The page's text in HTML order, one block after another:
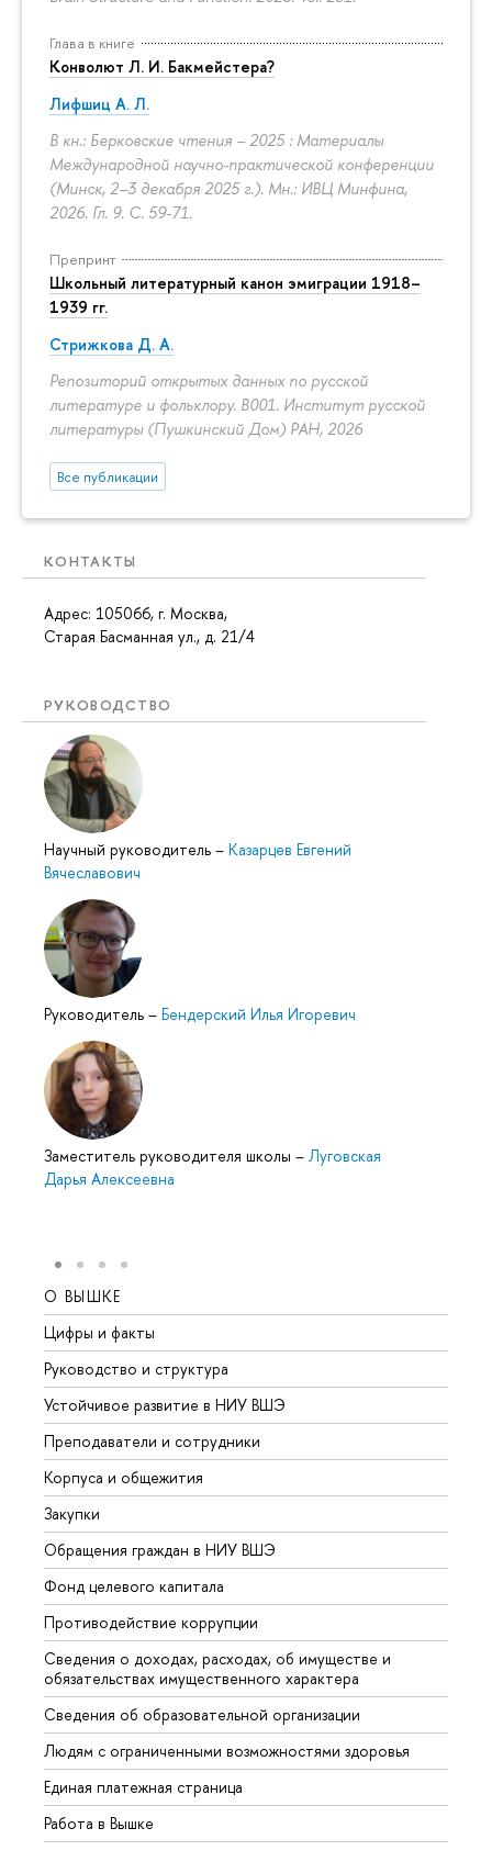
Глава в книге
Конволют Л. И. Бакмейстера?
Лифшиц А. Л.
В кн.: Берковские чтения – 2025 : Материалы
Международной научно-практической конференции
(Минск, 2–3 декабря 2025 г.). Мн.: ИВЦ Минфина,
2026. Гл. 9. С. 59-71.
Препринт
Школьный литературный канон эмиграции 1918–
1939 гг.
Стрижкова Д. А.
Репозиторий открытых данных по русской
литературе и фольклору. B001. Институт русской
литературы (Пушкинский Дом) РАН, 2026
Все публикации
КОНТАКТЫ
Адрес: 105066, г. Москва,
Старая Басманная ул., д. 21/4
РУКОВОДСТВО
Научный руководитель – Казарцев Евгений
Вячеславович
Руководитель – Бендерский Илья Игоревич
Заместитель руководителя школы – Луговская
Дарья Алексеевна
О ВЫШКЕ
Цифры и факты
Руководство и структура
Устойчивое развитие в НИУ ВШЭ
Преподаватели и сотрудники
Корпуса и общежития
Закупки
Обращения граждан в НИУ ВШЭ
Фонд целевого капитала
Противодействие коррупции
Сведения о доходах, расходах, об имуществе и
обязательствах имущественного характера
Сведения об образовательной организации
Людям с ограниченными возможностями здоровья
Единая платежная страница
Работа в Вышке